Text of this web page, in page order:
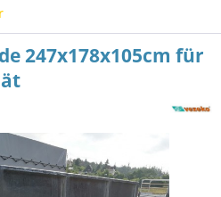
247x178x105cm für